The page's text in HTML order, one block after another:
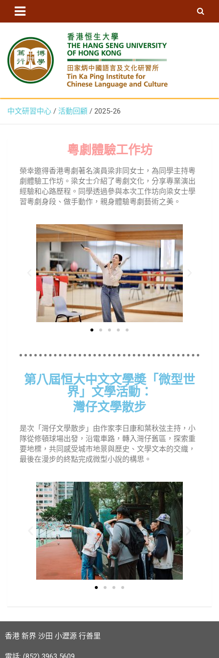
香港恒生大學田家炳中國語言及
文化研習所 – ICLC, HSUHK
中文研習中心 活動回顧 2025-26
粵劇體驗工作坊
榮幸邀得香港粵劇著名演員梁非同女士，為同學主持粵
劇體驗工作坊。梁女士介紹了粵劇文化，分享專業演出
經驗和心路歷程。同學透過參與本次工作坊向梁女士學
習粵劇身段、做手動作，親身體驗粵劇藝術之美。
第八屆恒大中文文學奬「微型世
界」文學活動：
灣仔文學散步
是次「灣仔文學散步」由作家李日康和葉秋弦主持，小
隊從修頓球場出發，沿電車路，轉入灣仔舊區，探索重
要地標，共同感受城市地景與歷史、文學文本的交織，
最後在漫步的終點完成微型小說的構思。
香港 新界 沙田 小瀝源 行善里